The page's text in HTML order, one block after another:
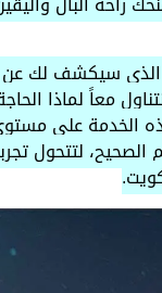
سيكشف لك عن
معاً لماذا
الخدمة على
الصحيح،